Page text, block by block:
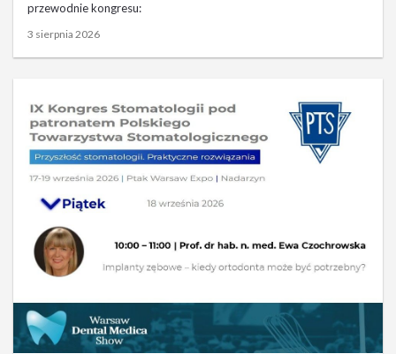
przewodnie kongresu:
3 sierpnia 2026